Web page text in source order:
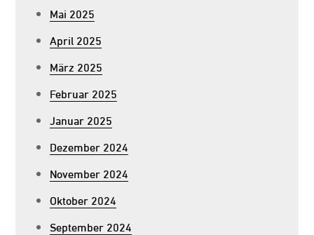
Mai 2025
April 2025
März 2025
Februar 2025
Januar 2025
Dezember 2024
November 2024
Oktober 2024
September 2024